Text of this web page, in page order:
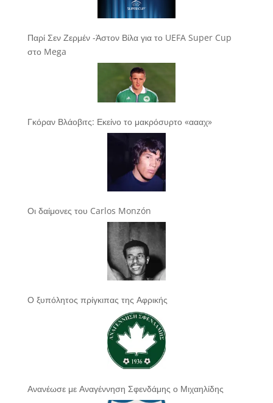
Παρί Σεν Ζερμέν -Άστον Βίλα για το UEFA Super Cup
στο Mega
Γκόραν Βλάοβιτς: Εκείνο το μακρόσυρτο «αααχ»
Οι δαίμονες του Carlos Monzón
Ο ξυπόλητος πρίγκιπας της Αφρικής
Ανανέωσε με Αναγέννηση Σφενδάμης ο Μιχαηλίδης